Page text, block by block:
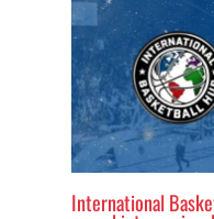
International